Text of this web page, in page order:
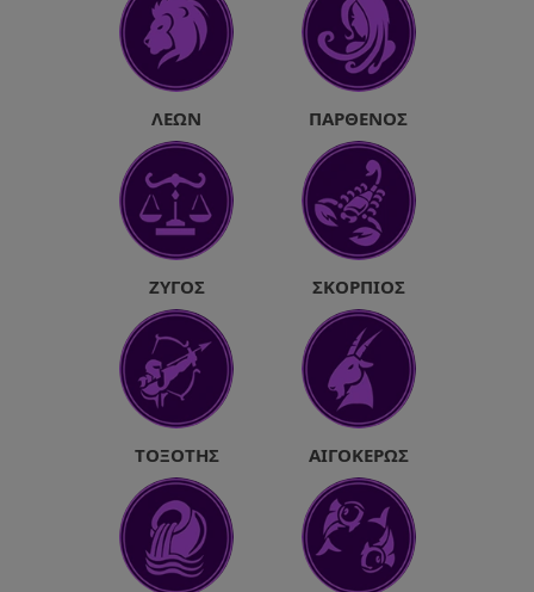
ΛΈΩΝ ΠΑΡΘΈΝΟΣ
ΖΥΓΌΣ ΣΚΟΡΠΙΌΣ
ΤΟΞΌΤΗΣ ΑΙΓΌΚΕΡΩΣ